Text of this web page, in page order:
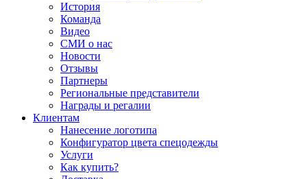
История
Команда
Видео
СМИ о нас
Новости
Отзывы
Партнеры
Региональные представители
Награды и регалии
Клиентам
Нанесение логотипа
Конфигуратор цвета спецодежды
Услуги
Как купить?